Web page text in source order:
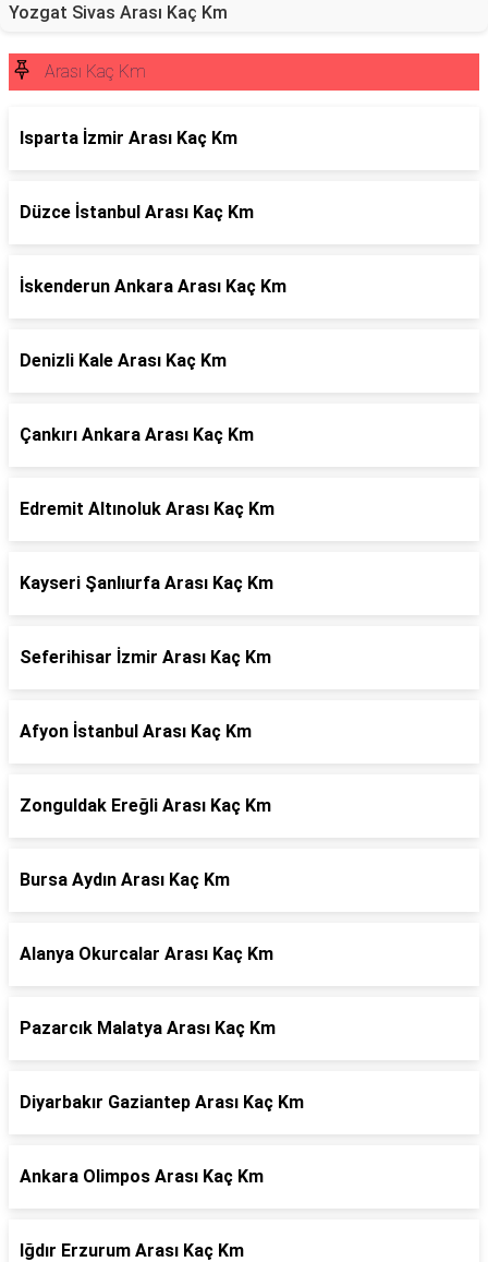
Yozgat Sivas Arası Kaç Km
Arası Kaç Km
Isparta İzmir Arası Kaç Km
Düzce İstanbul Arası Kaç Km
İskenderun Ankara Arası Kaç Km
Denizli Kale Arası Kaç Km
Çankırı Ankara Arası Kaç Km
Edremit Altınoluk Arası Kaç Km
Kayseri Şanlıurfa Arası Kaç Km
Seferihisar İzmir Arası Kaç Km
Afyon İstanbul Arası Kaç Km
Zonguldak Ereğli Arası Kaç Km
Bursa Aydın Arası Kaç Km
Alanya Okurcalar Arası Kaç Km
Pazarcık Malatya Arası Kaç Km
Diyarbakır Gaziantep Arası Kaç Km
Ankara Olimpos Arası Kaç Km
Iğdır Erzurum Arası Kaç Km